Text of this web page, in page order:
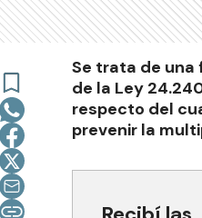
Se trata de una
de la Ley
respecto del
prevenir la